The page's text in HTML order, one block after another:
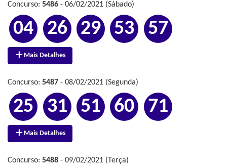
Concurso: 5486 - 06/02/2021 (Sábado)
04 26 29 53 57
Mais Detalhes
Concurso: 5487 - 08/02/2021 (Segunda)
25 31 51 60 71
Mais Detalhes
Concurso: 5488 - 09/02/2021 (Terça)